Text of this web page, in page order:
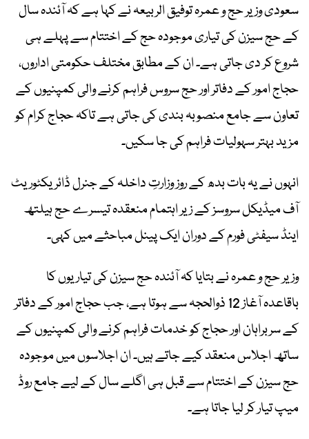
سعودی وزیر حج و عمرہ توفیق الربیعہ نے کہا ہے کہ آئندہ سال
کے حج سیزن کی تیاری موجودہ حج کے اختتام سے پہلے ہی
شروع کر دی جاتی ہے۔ ان کے مطابق مختلف حکومتی اداروں،
حجاج امور کے دفاتر اور حج سروس فراہم کرنے والی کمپنیوں کے
تعاون سے جامع منصوبہ بندی کی جاتی ہے تاکہ حجاج کرام کو
مزید بہتر سہولیات فراہم کی جا سکیں۔
انہوں نے یہ بات بدھ کے روز وزارتِ داخلہ کے جنرل ڈائریکٹوریٹ
آف میڈیکل سروسز کے زیر اہتمام منعقدہ تیسرے حج ہیلتھ
اینڈ سیفٹی فورم کے دوران ایک پینل مباحثے میں کہی۔
وزیر حج و عمرہ نے بتایا کہ آئندہ حج سیزن کی تیاریوں کا
باقاعدہ آغاز 12 ذوالحجہ سے ہوتا ہے، جب حجاج امور کے دفاتر
کے سربراہان اور حجاج کو خدمات فراہم کرنے والی کمپنیوں کے
ساتھ اجلاس منعقد کیے جاتے ہیں۔ ان اجلاسوں میں موجودہ
حج سیزن کے اختتام سے قبل ہی اگلے سال کے لیے جامع روڈ
میپ تیار کر لیا جاتا ہے۔